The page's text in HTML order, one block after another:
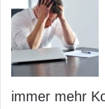
immer mehr